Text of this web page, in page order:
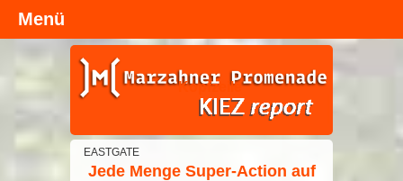
Kopfzeile
EASTGATE
Jede Menge Super-Action auf
Menü